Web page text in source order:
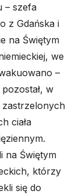
– szefa
z Gdańska i
na Świętym
we
–
w
zastrzelonych
ciała
na Świętym
którzy
się do